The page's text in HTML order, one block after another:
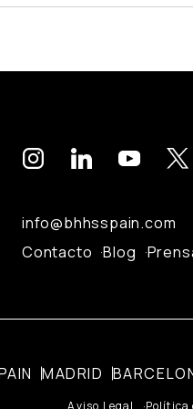
info@bhhsspain.com
Contacto
Blog
MADRID